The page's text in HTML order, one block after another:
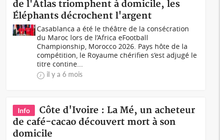
de l'Atlas triomphent à domicile, les
Éléphants décrochent l'argent
Casablanca a été le théâtre de la consécration
du Maroc lors de l’Africa eFootball
Championship, Morocco 2026. Pays hôte de la
compétition, le Royaume chérifien s’est adjugé le
titre contine...
il y a 6 mois
Info
Côte d'Ivoire : La Mé, un acheteur
de café-cacao découvert mort à son
domicile